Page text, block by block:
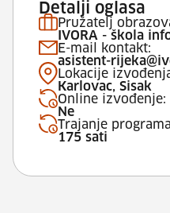
Detalji oglasa
Pružatelj
IVORA - škola
E-mail kontakt:
asistent-
Lokacije
Karlovac, Sisak
Online izvođenje:
Ne
Trajanje
175 sati